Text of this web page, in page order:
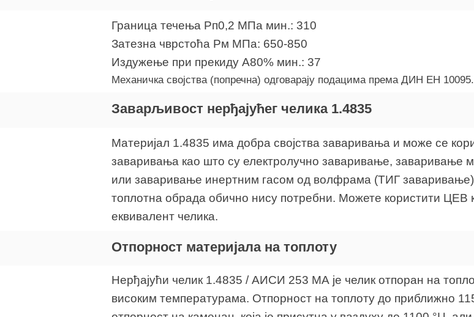
Граница течења Рп0,2 МПа мин.: 310
Затезна чврстоћа Рм МПа: 650-850
Издужење при прекиду А80% мин.: 37
Механичка својства (попречна) одговарају подацима према ДИН ЕН 10095.
Заварљивост нерђајућег челика 1.4835
Материјал 1.4835 има добра својства заваривања и може се
заваривања као што су електролучно заваривање, заваривање
или заваривање инертним гасом од волфрама (ТИГ
топлотна обрада обично нису потребни. Можете користити ЦЕВ
еквивалент челика.
Отпорност материјала на топлоту
Нерђајући челик 1.4835 / АИСИ 253 МА је челик отпоран на
високим температурама. Отпорност на топлоту до приближно